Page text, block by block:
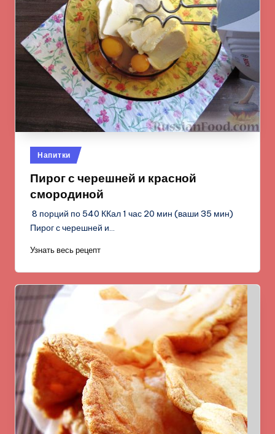
Опубликовано
в
Напитки
Пирог с черешней и красной
смородиной
8 порций по 540 ККал 1 час 20 мин (ваши 35 мин)
Пирог с черешней и…
Узнать весь рецепт